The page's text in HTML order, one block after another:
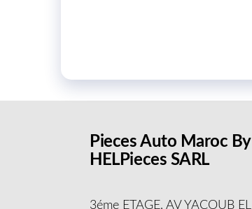
Pieces Auto Maroc By
HELPieces SARL
3éme ETAGE, AV YACOUB EL